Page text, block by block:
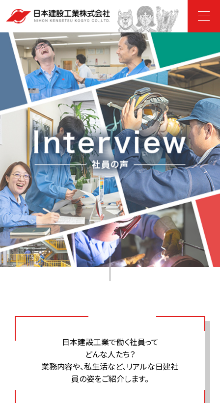
日本建設工業で働く社員って
どんな人たち？
業務内容や、私生活など、リアルな日建社
員の姿をご紹介します。